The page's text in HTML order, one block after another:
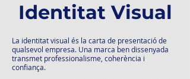
Identitat Visual
La identitat visual és la carta de presentació de
qualsevol empresa. Una marca ben dissenyada
transmet professionalisme, coherència i
confiança.